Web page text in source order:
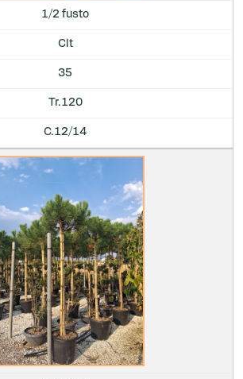
1/2 fusto
Clt
35
Tr.120
C.12/14